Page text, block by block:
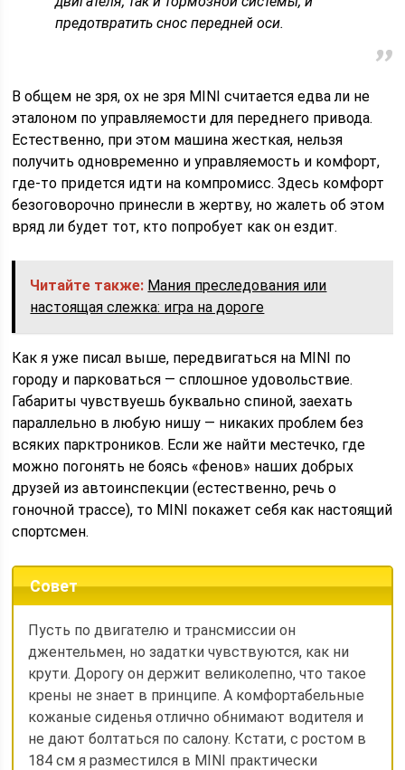
предотвратить снос передней оси.
В общем не зря, ох не зря MINI считается едва ли не
эталоном по управляемости для переднего привода.
Естественно, при этом машина жесткая, нельзя
получить одновременно и управляемость и комфорт,
где-то придется идти на компромисс. Здесь комфорт
безоговорочно принесли в жертву, но жалеть об этом
вряд ли будет тот, кто попробует как он ездит.
Читайте также: Мания преследования или
настоящая слежка: игра на дороге
Как я уже писал выше, передвигаться на MINI по
городу и парковаться — сплошное удовольствие.
Габариты чувствуешь буквально спиной, заехать
параллельно в любую нишу — никаких проблем без
всяких парктроников. Если же найти местечко, где
можно погонять не боясь «фенов» наших добрых
друзей из автоинспекции (естественно, речь о
гоночной трассе), то MINI покажет себя как настоящий
спортсмен.
Совет
Пусть по двигателю и трансмиссии он
джентельмен, но задатки чувствуются, как ни
крути. Дорогу он держит великолепно, что такое
крены не знает в принципе. А комфортабельные
кожаные сиденья отлично обнимают водителя и
не дают болтаться по салону. Кстати, с ростом в
184 см я разместился в MINI практически